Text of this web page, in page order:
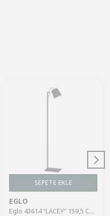
SEPETE EKLE
EGLO
Eglo 43614 "LACEY" 159,5 Cm Yüksekliğinde Çelik, Ahşap Köşe Lambası Lambader